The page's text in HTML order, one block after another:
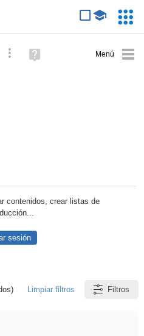
Búsqueda avanzada
Ayuda
(en
contenidos, crear listas de
sesión
Limpiar filtros Filtros